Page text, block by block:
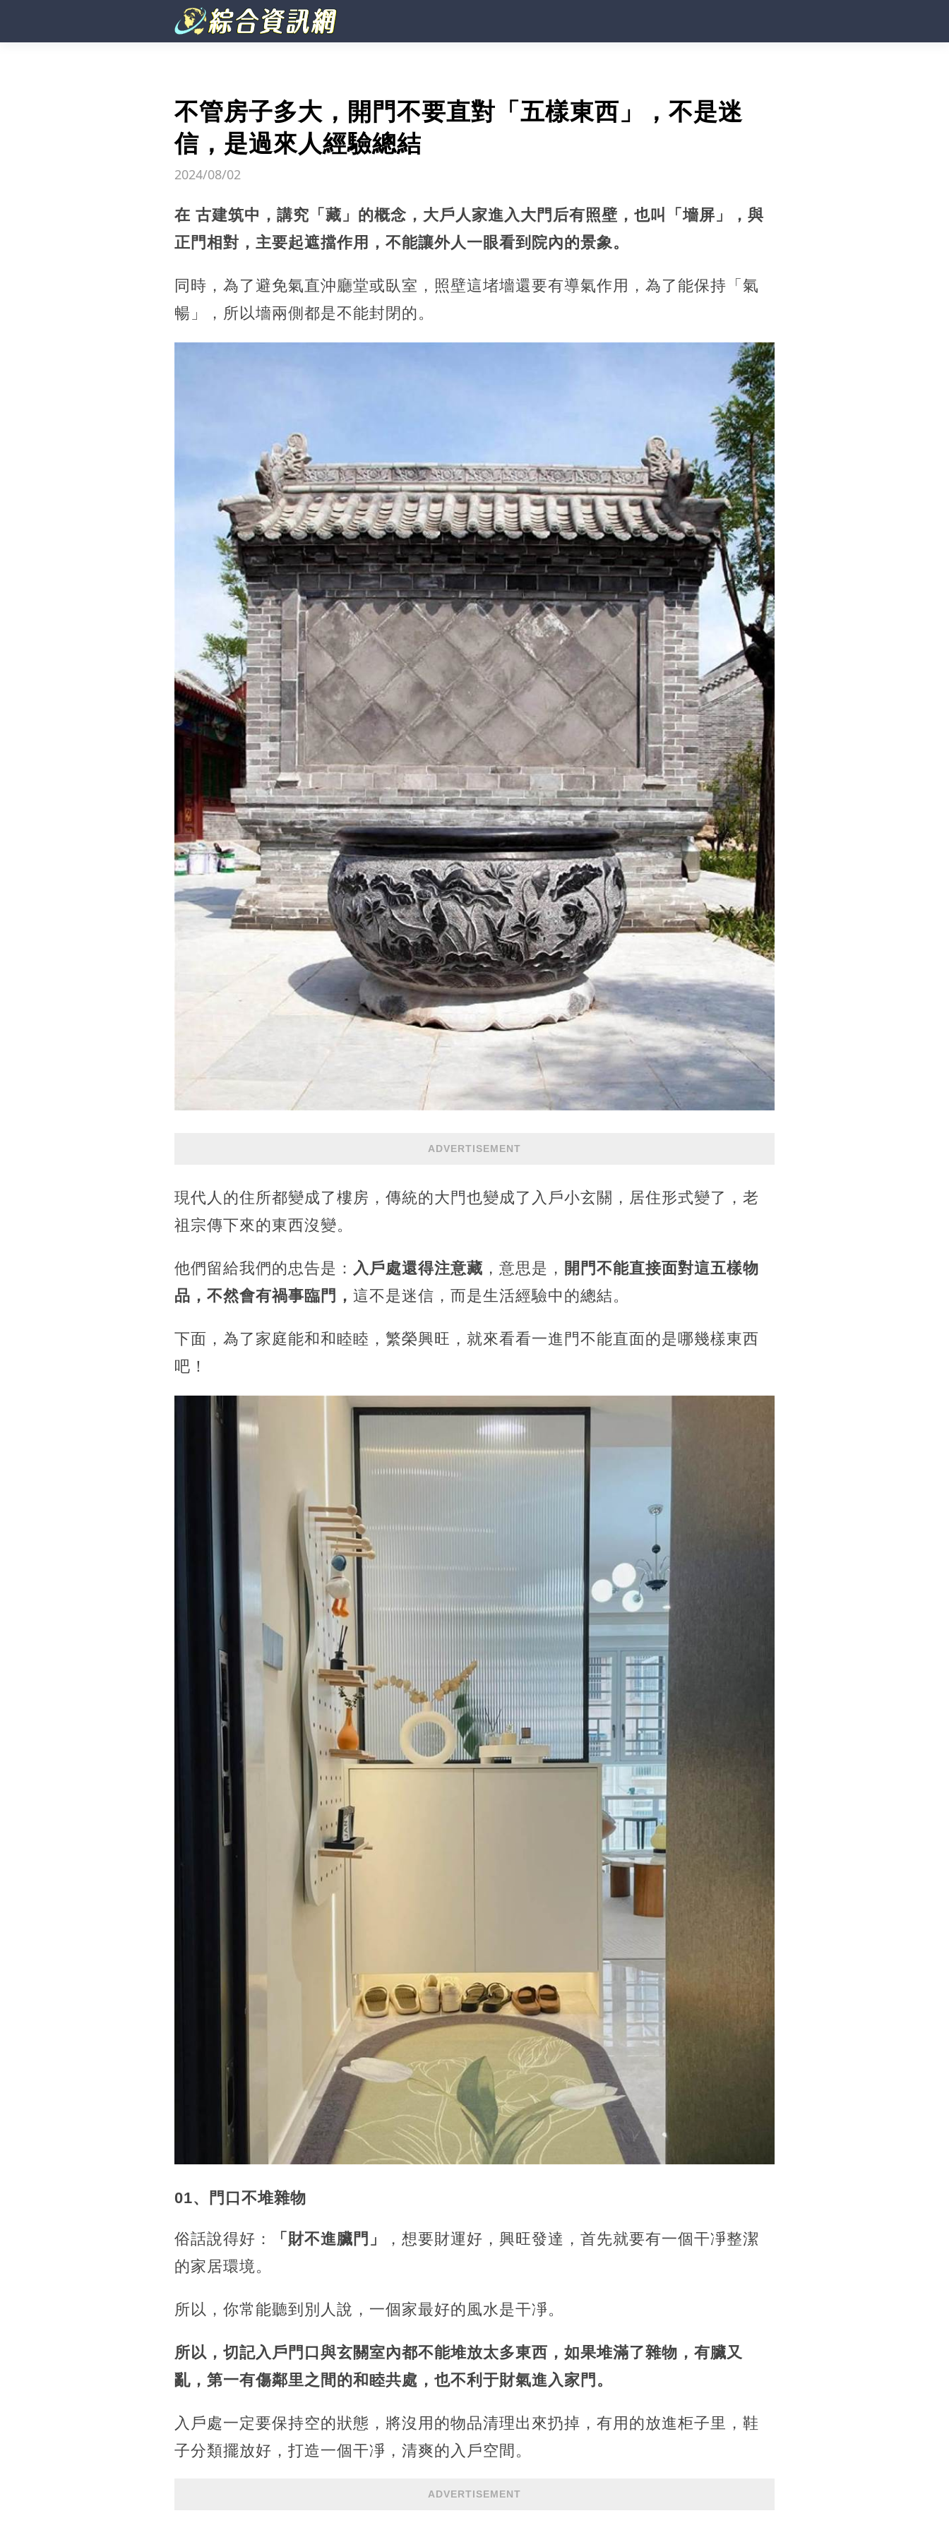
不管房子多大，開門不要直對「五樣東西」，不是迷
信，是過來人經驗總結
2024/08/02
在 古建筑中，講究「藏」的概念，大戶人家進入大門后有照壁，也叫「墻屏」，與
正門相對，主要起遮擋作用，不能讓外人一眼看到院內的景象。
同時，為了避免氣直沖廳堂或臥室，照壁這堵墻還要有導氣作用，為了能保持「氣
暢」，所以墻兩側都是不能封閉的。
ADVERTISEMENT
現代人的住所都變成了樓房，傳統的大門也變成了入戶小玄關，居住形式變了，老
祖宗傳下來的東西沒變。
他們留給我們的忠告是： 入戶處還得注意藏 ，意思是， 開門不能直接面對這五樣物
品，不然會有禍事臨門， 這不是迷信，而是生活經驗中的總結。
下面，為了家庭能和和睦睦，繁榮興旺，就來看看一進門不能直面的是哪幾樣東西
吧！
01、門口不堆雜物
俗話說得好： 「財不進臟門」
，想要財運好，興旺發達，首先就要有一個干凈整潔
的家居環境。
所以，你常能聽到別人說，一個家最好的風水是干凈。
所以，切記入戶門口與玄關室內都不能堆放太多東西，如果堆滿了雜物，有臟又
亂，第一有傷鄰里之間的和睦共處，也不利于財氣進入家門。
入戶處一定要保持空的狀態，將沒用的物品清理出來扔掉，有用的放進柜子里，鞋
子分類擺放好，打造一個干凈，清爽的入戶空間。
ADVERTISEMENT